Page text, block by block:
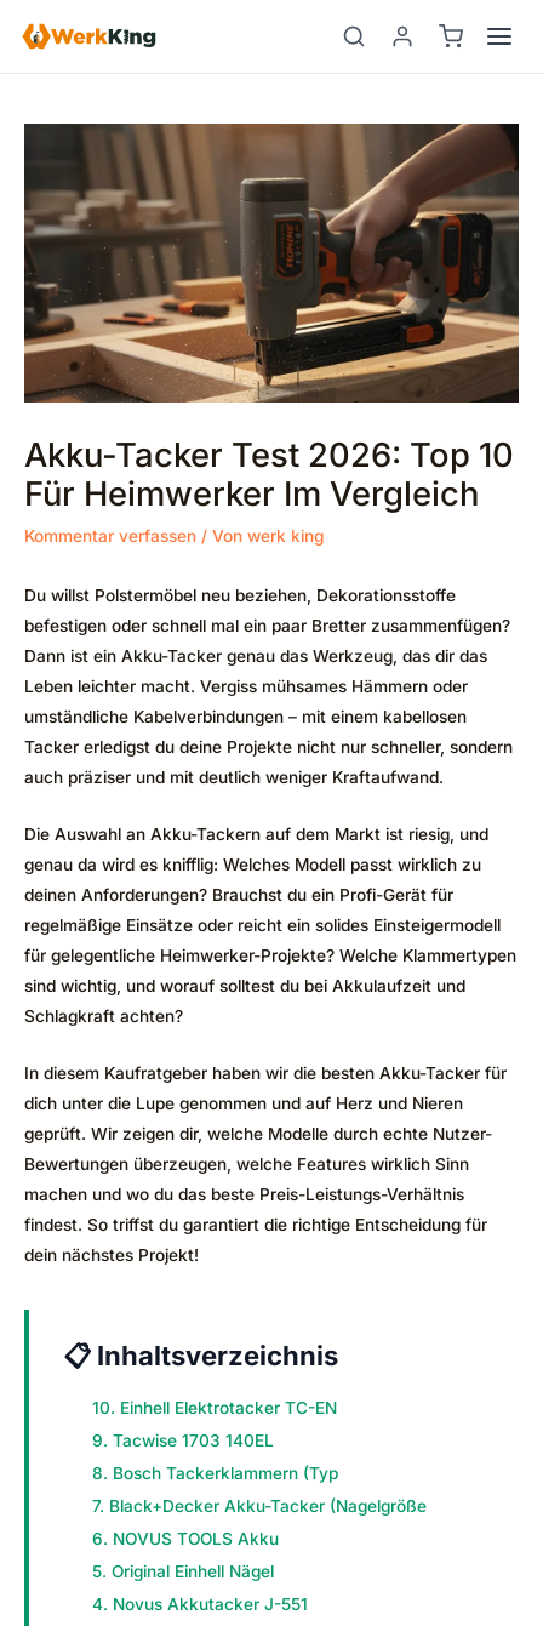
Inhalt
springen
Akku-Tacker Test 2026: Top 10
Für Heimwerker Im Vergleich
Kommentar verfassen / Von werk king
Du willst Polstermöbel neu beziehen, Dekorationsstoffe
befestigen oder schnell mal ein paar Bretter zusammenfügen?
Dann ist ein Akku-Tacker genau das Werkzeug, das dir das
Leben leichter macht. Vergiss mühsames Hämmern oder
umständliche Kabelverbindungen – mit einem kabellosen
Tacker erledigst du deine Projekte nicht nur schneller, sondern
auch präziser und mit deutlich weniger Kraftaufwand.
Die Auswahl an Akku-Tackern auf dem Markt ist riesig, und
genau da wird es knifflig: Welches Modell passt wirklich zu
deinen Anforderungen? Brauchst du ein Profi-Gerät für
regelmäßige Einsätze oder reicht ein solides Einsteigermodell
für gelegentliche Heimwerker-Projekte? Welche Klammertypen
sind wichtig, und worauf solltest du bei Akkulaufzeit und
Schlagkraft achten?
In diesem Kaufratgeber haben wir die besten Akku-Tacker für
dich unter die Lupe genommen und auf Herz und Nieren
geprüft. Wir zeigen dir, welche Modelle durch echte Nutzer-
Bewertungen überzeugen, welche Features wirklich Sinn
machen und wo du das beste Preis-Leistungs-Verhältnis
findest. So triffst du garantiert die richtige Entscheidung für
dein nächstes Projekt!
📋 Inhaltsverzeichnis
10. Einhell Elektrotacker TC-EN
9. Tacwise 1703 140EL
8. Bosch Tackerklammern (Typ
7. Black+Decker Akku-Tacker (Nagelgröße
6. NOVUS TOOLS Akku
5. Original Einhell Nägel
4. Novus Akkutacker J-551